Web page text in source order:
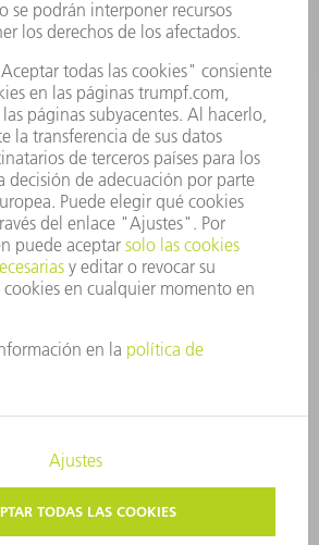
CLIMA
PROTECCIÓN DE DATOS
Y MARCA REGISTRADA
AJUSTES DE PRIVACIDAD